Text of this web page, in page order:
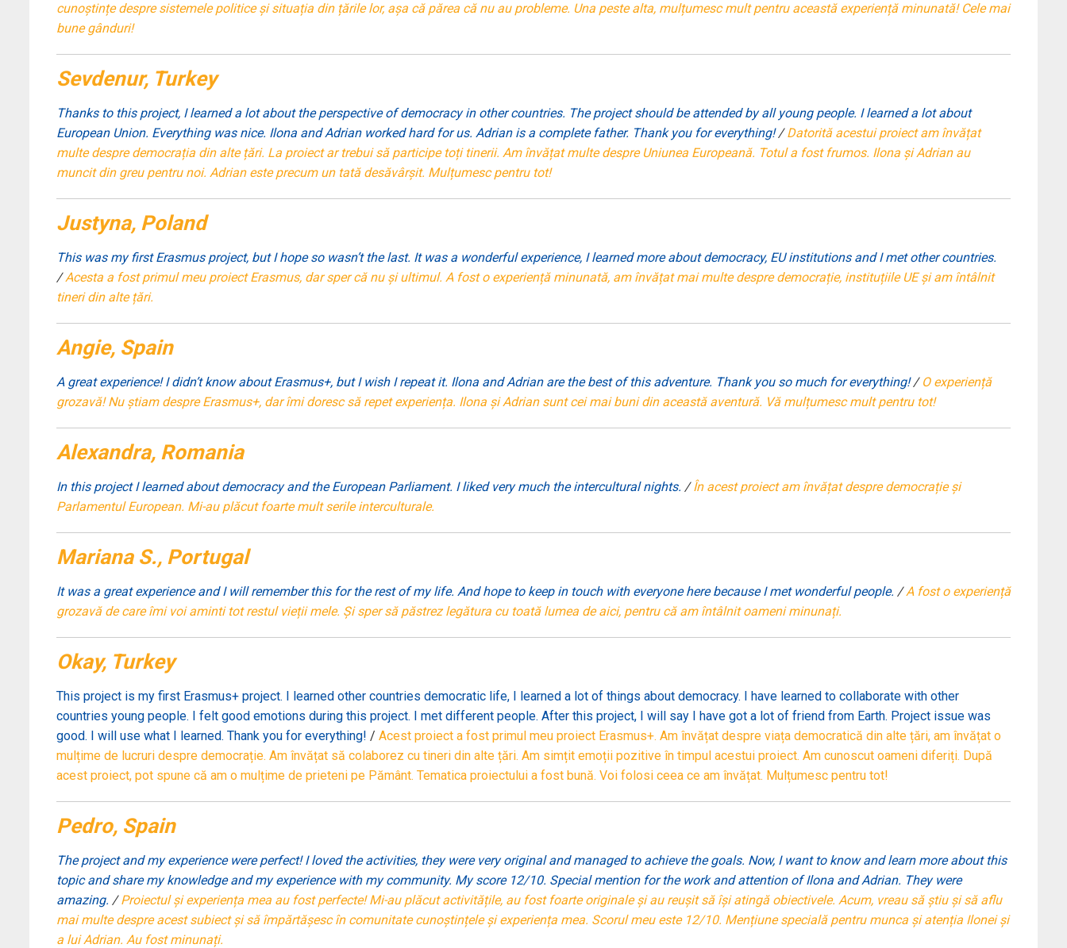
cunoștințe despre sistemele politice și situația din țările lor, așa că părea că nu au probleme. Una peste alta, mulțumesc mult pentru această experiență minunată! Cele mai
bune gânduri!
Sevdenur, Turkey
Thanks to this project, I learned a lot about the perspective of democracy in other countries. The project should be attended by all young people. I learned a lot about
European Union. Everything was nice. Ilona and Adrian worked hard for us. Adrian is a complete father. Thank you for everything!/Datorită acestui proiect am învățat
multe despre democrația din alte țări. La proiect ar trebui să participe toți tinerii. Am învățat multe despre Uniunea Europeană. Totul a fost frumos. Ilona și Adrian au
muncit din greu pentru noi. Adrian este precum un tată desăvârșit. Mulțumesc pentru tot!
Justyna, Poland
This was my first Erasmus project, but I hope so wasn’t the last. It was a wonderful experience, I learned more about democracy, EU institutions and I met other countries.
/Acesta a fost primul meu proiect Erasmus, dar sper că nu și ultimul. A fost o experiență minunată, am învățat mai multe despre democrație, instituțiile UE și am întâlnit
tineri din alte țări.
Angie, Spain
A great experience! I didn’t know about Erasmus+, but I wish I repeat it. Ilona and Adrian are the best of this adventure. Thank you so much for everything!/ O experiență
grozavă! Nu știam despre Erasmus+, dar îmi doresc să repet experiența. Ilona și Adrian sunt cei mai buni din această aventură. Vă mulțumesc mult pentru tot!
Alexandra, Romania
In this project I learned about democracy and the European Parliament. I liked very much the intercultural nights. /În acest proiect am învățat despre democrație și
Parlamentul European. Mi-au plăcut foarte mult serile interculturale.
Mariana S., Portugal
It was a great experience and I will remember this for the rest of my life. And hope to keep in touch with everyone here because I met wonderful people. /A fost o experiență
grozavă de care îmi voi aminti tot restul vieții mele. Și sper să păstrez legătura cu toată lumea de aici, pentru că am întâlnit oameni minunați.
Okay, Turkey
This project is my first Erasmus+ project. I learned other countries democratic life, I learned a lot of things about democracy. I have learned to collaborate with other
countries young people. I felt good emotions during this project. I met different people. After this project, I will say I have got a lot of friend from Earth. Project issue was
good. I will use what I learned. Thank you for everything! / Acest proiect a fost primul meu proiect Erasmus+. Am învățat despre viața democratică din alte țări, am învățat o
mulțime de lucruri despre democrație. Am învățat să colaborez cu tineri din alte țări. Am simțit emoții pozitive în timpul acestui proiect. Am cunoscut oameni diferiți. După
acest proiect, pot spune că am o mulțime de prieteni pe Pământ. Tematica proiectului a fost bună. Voi folosi ceea ce am învățat. Mulțumesc pentru tot!
Pedro, Spain
The project and my experience were perfect! I loved the activities, they were very original and managed to achieve the goals. Now, I want to know and learn more about this
topic and share my knowledge and my experience with my community. My score 12/10. Special mention for the work and attention of Ilona and Adrian. They were
amazing. /Proiectul și experiența mea au fost perfecte! Mi-au plăcut activitățile, au fost foarte originale și au reușit să își atingă obiectivele. Acum, vreau să știu și să aflu
mai multe despre acest subiect și să împărtășesc în comunitate cunoștințele și experiența mea. Scorul meu este 12/10. Mențiune specială pentru munca și atenția Ilonei și
a lui Adrian. Au fost minunați.